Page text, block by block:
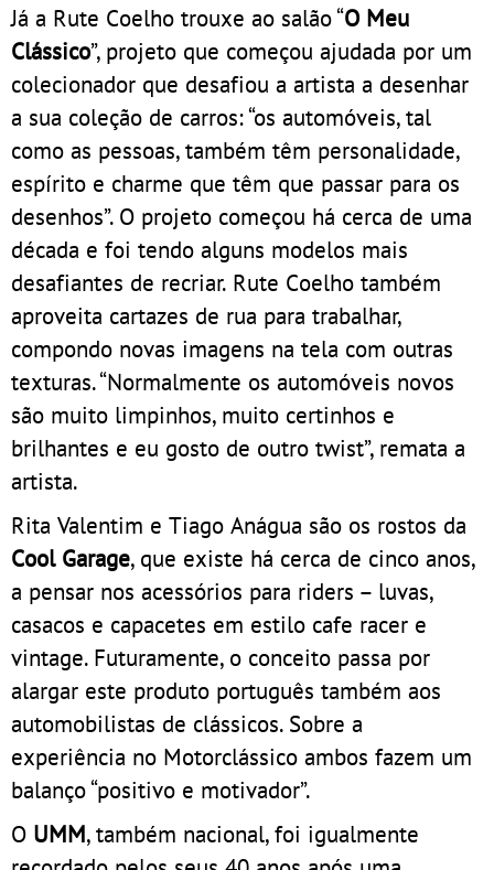
Já a Rute Coelho trouxe ao salão “O Meu
Clássico”, projeto que começou ajudada por um
colecionador que desafiou a artista a desenhar
a sua coleção de carros: “os automóveis, tal
como as pessoas, também têm personalidade,
espírito e charme que têm que passar para os
desenhos”. O projeto começou há cerca de uma
década e foi tendo alguns modelos mais
desafiantes de recriar. Rute Coelho também
aproveita cartazes de rua para trabalhar,
compondo novas imagens na tela com outras
texturas. “Normalmente os automóveis novos
são muito limpinhos, muito certinhos e
brilhantes e eu gosto de outro twist”, remata a
artista.
Rita Valentim e Tiago Anágua são os rostos da
Cool Garage, que existe há cerca de cinco anos,
a pensar nos acessórios para riders – luvas,
casacos e capacetes em estilo cafe racer e
vintage. Futuramente, o conceito passa por
alargar este produto português também aos
automobilistas de clássicos. Sobre a
experiência no Motorclássico ambos fazem um
balanço “positivo e motivador”.
O UMM, também nacional, foi igualmente